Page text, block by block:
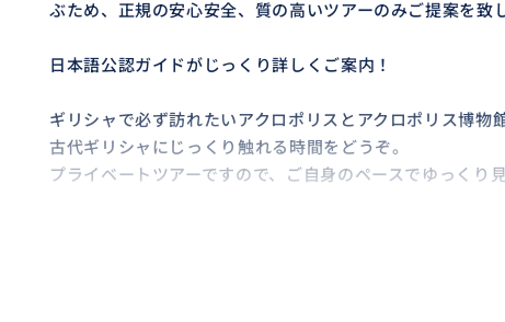
ぶため、正規の安心安全、質の高いツアーのみご提案を致
日本語公認ガイドがじっくり詳しくご案内！
ギリシャで必ず訪れたいアクロポリスとアクロポリス博物
古代ギリシャにじっくり触れる時間をどうぞ。
プライベートツアーですので、ご自身のペースでゆっくり